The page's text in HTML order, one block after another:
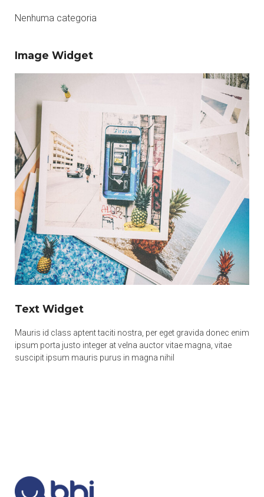
Nenhuma categoria
Image Widget
Text Widget
Mauris id class aptent taciti nostra, per eget gravida donec enim
ipsum porta justo integer at velna auctor vitae magna, vitae
suscipit ipsum mauris purus in magna nihil